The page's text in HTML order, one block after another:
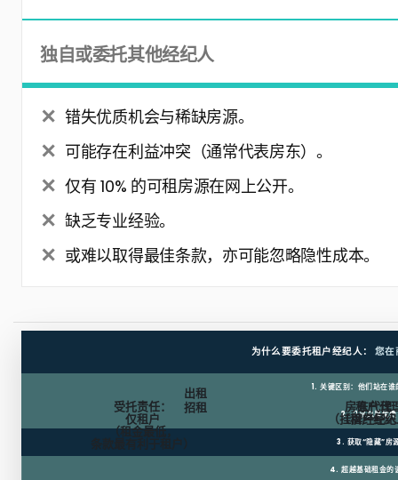
独自或委托其他经纪人
错失优质机会与稀缺房源。
可能存在利益冲突（通常代表房东）。
仅有 10% 的可租房源在网上公开。
缺乏专业经验。
或难以取得最佳条款，亦可能忽略隐性成本。
为什么要委托租户经纪人： 您在
1. 关键区别：他们站在谁
房东代理
（挂牌经纪
出租
招租
租户代
（租户经
受托责任：
仅租户
（租金最低，
条款最有利于租户）
2. 几乎总是免费
3. 获取“隐藏”房
4. 超越基础租金的